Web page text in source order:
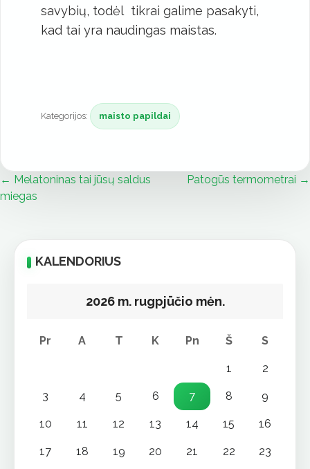
savybių, todėl tikrai galime pasakyti,
kad tai yra naudingas maistas.
Kategorijos: maisto papildai
← Melatoninas tai jūsų saldus
miegas
Patogūs termometrai →
KALENDORIUS
2026 m. rugpjūčio mėn.
Pr A T K Pn Š S
1 2
3 4 5 6 7 8 9
10 11 12 13 14 15 16
17 18 19 20 21 22 23